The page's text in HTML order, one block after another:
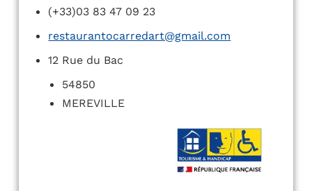
(+33)03 83 47 09 23
restaurantocarredart@gmail.com
12 Rue du Bac
54850
MEREVILLE